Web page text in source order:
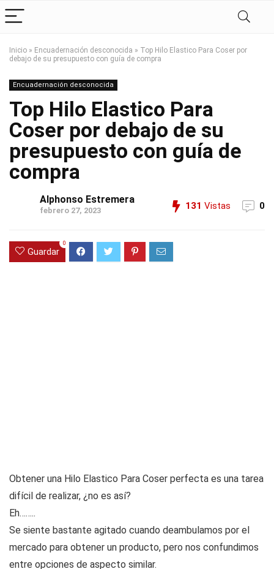
Inicio » Encuadernación desconocida » Top Hilo Elastico Para Coser por
debajo de su presupuesto con guía de compra
Encuadernación desconocida
Top Hilo Elastico Para
Coser por debajo de su
presupuesto con guía de
compra
Alphonso Estremera
febrero 27, 2023 131 Vistas 0
Guardar
0
Obtener una Hilo Elastico Para Coser perfecta es una tarea
difícil de realizar, ¿no es así?
Eh……..
Se siente bastante agitado cuando deambulamos por el
mercado para obtener un producto, pero nos confundimos
entre opciones de aspecto similar.